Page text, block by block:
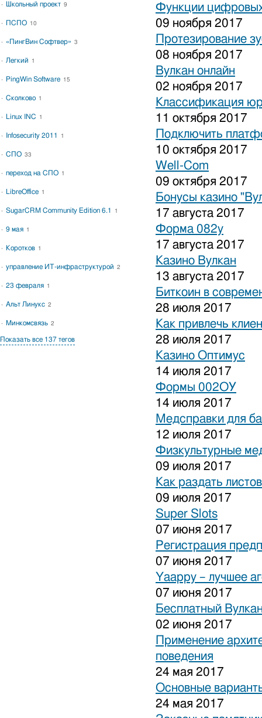
Функции
09 ноября 2017
Протезирование
08 ноября 2017
Вулкан онлайн
02 ноября 2017
Классификация
11 октября 2017
Подключить
10 октября 2017
Well-Com
09 октября 2017
Бонусы казино
17 августа 2017
Форма 082у
17 августа 2017
Казино Вулкан
13 августа 2017
Биткоин в
28 июля 2017
Как привлечь
28 июля 2017
Казино Оптимус
14 июля 2017
Формы 002ОУ
14 июля 2017
Медсправки для
12 июля 2017
Физкультурные
09 июля 2017
Как раздать
09 июля 2017
Super Slots
07 июня 2017
Регистрация
07 июня 2017
Yaappy – лучшее
07 июня 2017
Бесплатный
02 июня 2017
Применение
поведения
24 мая 2017
Основные
24 мая 2017
Школьный проект 9
ПСПО 10
«ПингВин Софтвер» 3
Легкий 1
PingWin Software 15
Сколково 1
Linux INC 1
Infosecurity 2011 1
СПО 33
переход на СПО 1
LibreOffice 1
SugarCRM Community Edition 6.1 1
9 мая 1
Коротков 1
управление ИТ-инфраструктурой 2
23 февраля 1
Альт Линукс 2
Минкомсвязь 2
Показать все 137 тегов